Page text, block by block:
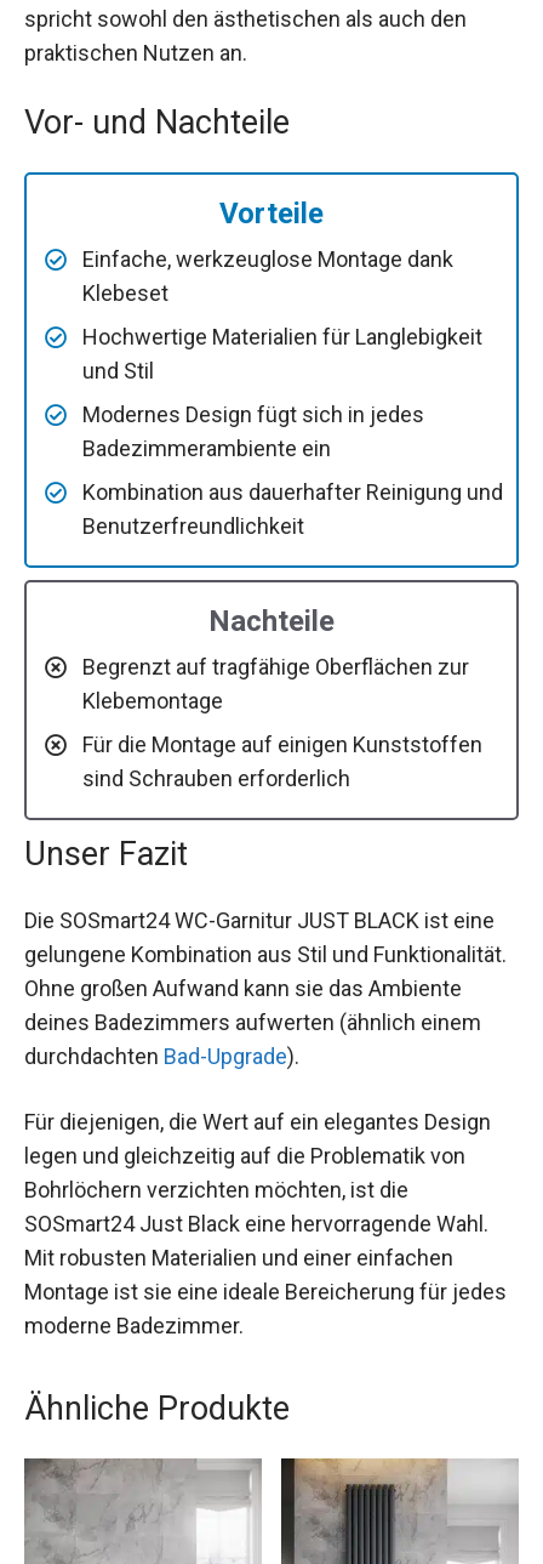
spricht sowohl den ästhetischen als auch den
praktischen Nutzen an.
Vor- und Nachteile
Vorteile
Einfache, werkzeuglose Montage dank
Klebeset
Hochwertige Materialien für Langlebigkeit
und Stil
Modernes Design fügt sich in jedes
Badezimmerambiente ein
Kombination aus dauerhafter Reinigung und
Benutzerfreundlichkeit
Nachteile
Begrenzt auf tragfähige Oberflächen zur
Klebemontage
Für die Montage auf einigen Kunststoffen
sind Schrauben erforderlich
Unser Fazit
Die SOSmart24 WC-Garnitur JUST BLACK ist eine
gelungene Kombination aus Stil und Funktionalität.
Ohne großen Aufwand kann sie das Ambiente
deines Badezimmers aufwerten (ähnlich einem
durchdachten Bad-Upgrade).
Für diejenigen, die Wert auf ein elegantes Design
legen und gleichzeitig auf die Problematik von
Bohrlöchern verzichten möchten, ist die
SOSmart24 Just Black eine hervorragende Wahl.
Mit robusten Materialien und einer einfachen
Montage ist sie eine ideale Bereicherung für jedes
moderne Badezimmer.
Ähnliche Produkte